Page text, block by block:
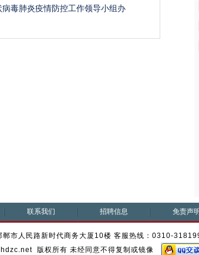
毒肺炎疫情防控工作领导小组办
联系我们 招聘信息 免责声明
郸市人民路新时代商务大厦10楼 客服热线：0310-
版权所有 未经同意不得复制或镜像